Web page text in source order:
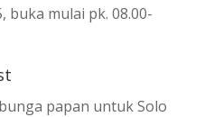
buka mulai pk. 08.00-
papan untuk Solo